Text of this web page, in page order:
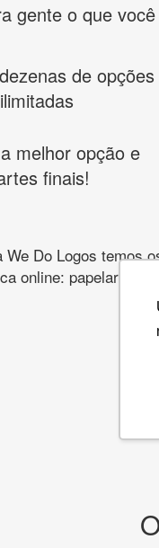
gente o que
de
melhor opção e
finais!
We Do Logos temos
online: papelaria,